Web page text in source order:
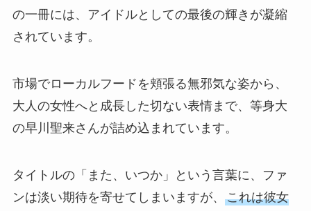
の一冊には、アイドルとしての最後の輝きが凝縮
されています。
市場でローカルフードを頬張る無邪気な姿から、
大人の女性へと成長した切ない表情まで、等身大
の早川聖来さんが詰め込まれています。
タイトルの「また、いつか」という言葉に、ファ
ンは淡い期待を寄せてしまいますが、 これは彼女